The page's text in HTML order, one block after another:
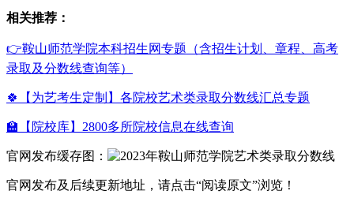
相关推荐：
👉鞍山师范学院本科招生网专题（含招生计划、章程、高考
录取及分数线查询等）
🍀【为艺考生定制】各院校艺术类录取分数线汇总专题
🏫【院校库】2800多所院校信息在线查询
官网发布缓存图：
官网发布及后续更新地址，请点击“阅读原文”浏览！